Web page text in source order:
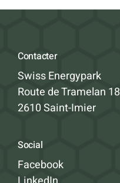
Contacter
Swiss Energypark
Route de Tramelan 18
2610 Saint-Imier
Social
Facebook